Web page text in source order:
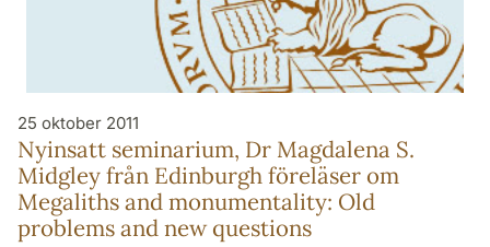
25 oktober 2011
Nyinsatt seminarium, Dr Magdalena S.
Midgley från Edinburgh föreläser om
Megaliths and monumentality: Old
problems and new questions